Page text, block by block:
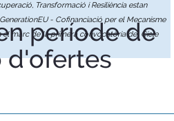
Transformació i Resiliència estan
- Cofinanciació per el Mecanisme
el marc de la primera convocatòria del Cicle
període de
d'ofertes